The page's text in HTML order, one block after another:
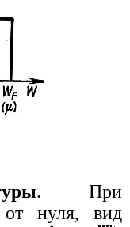
. При
от нуля, вид